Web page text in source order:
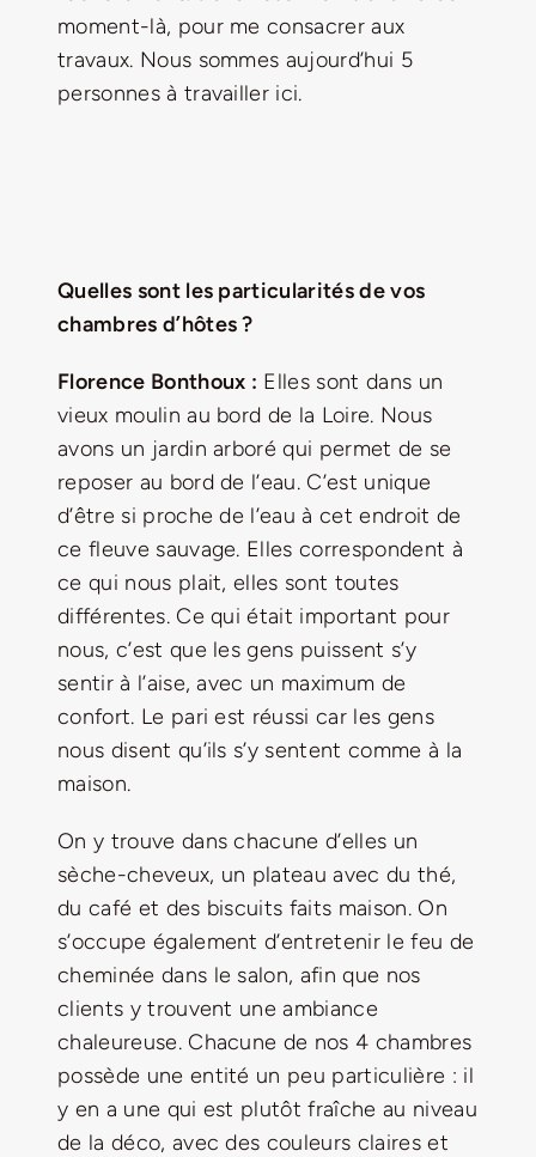
moment-là, pour me consacrer aux
travaux. Nous sommes aujourd’hui 5
personnes à travailler ici.
Quelles sont les particularités de vos
chambres d’hôtes ?
Florence Bonthoux : Elles sont dans un
vieux moulin au bord de la Loire. Nous
avons un jardin arboré qui permet de se
reposer au bord de l’eau. C’est unique
d’être si proche de l’eau à cet endroit de
ce fleuve sauvage. Elles correspondent à
ce qui nous plait, elles sont toutes
différentes. Ce qui était important pour
nous, c’est que les gens puissent s’y
sentir à l’aise, avec un maximum de
confort. Le pari est réussi car les gens
nous disent qu’ils s’y sentent comme à la
maison.
On y trouve dans chacune d’elles un
sèche-cheveux, un plateau avec du thé,
du café et des biscuits faits maison. On
s’occupe également d’entretenir le feu de
cheminée dans le salon, afin que nos
clients y trouvent une ambiance
chaleureuse. Chacune de nos 4 chambres
possède une entité un peu particulière : il
y en a une qui est plutôt fraîche au niveau
de la déco, avec des couleurs claires et